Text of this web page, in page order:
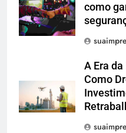
como
A Era
Como